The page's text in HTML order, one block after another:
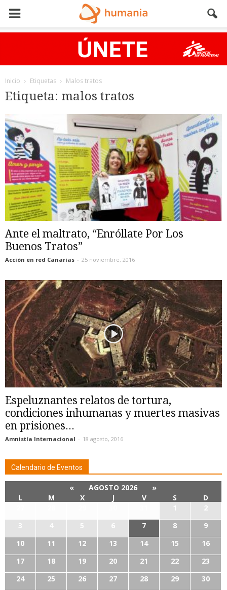
Inicio Etiquetas Malos tratos
Etiqueta: malos tratos
Ante el maltrato, “Enróllate Por Los
Buenos Tratos”
Acción en red Canarias - 25 noviembre, 2016
Espeluznantes relatos de tortura,
condiciones inhumanas y muertes masivas
en prisiones...
Amnistía Internacional - 18 agosto, 2016
Calendario de Eventos
« AGOSTO 2026
»
L
M X J V S
D
1
2
3
4 5 6 7 8
9
10
11 12 13 14 15
16
17
18 19 20 21 22
23
24
25 26 27 28 29
30